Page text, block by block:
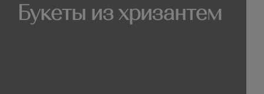
Букеты из хризантем